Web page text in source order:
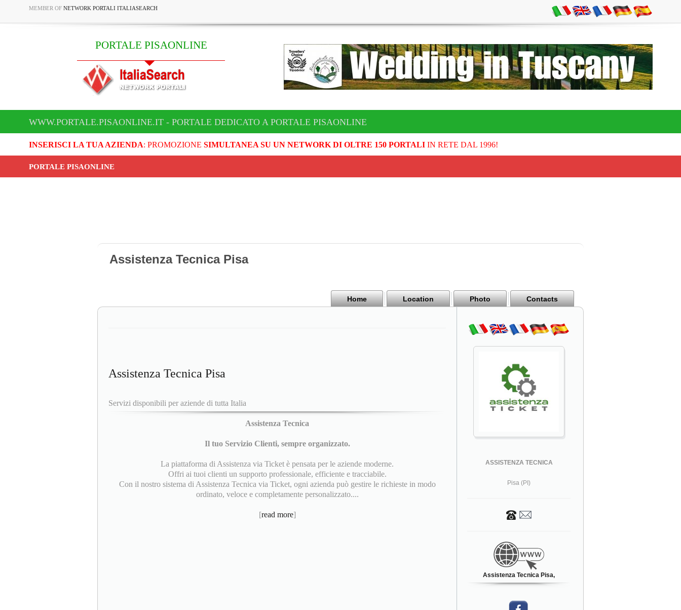
MEMBER OF NETWORK PORTALI ITALIASEARCH
PORTALE PISAONLINE
WWW.PORTALE.PISAONLINE.IT - PORTALE DEDICATO A PORTALE PISAONLINE
INSERISCI LA TUA AZIENDA: PROMOZIONE SIMULTANEA SU UN NETWORK DI OLTRE 150 PORTALIIN RETE DAL 1996!
PORTALE PISAONLINE
Assistenza Tecnica Pisa
Home Location Photo Contacts
Assistenza Tecnica Pisa
Servizi disponibili per aziende di tutta Italia
Assistenza Tecnica
Il tuo Servizio Clienti, sempre organizzato.
La piattaforma di Assistenza via Ticket è pensata per le aziende moderne.
Offri ai tuoi clienti un supporto professionale, efficiente e tracciabile.
Con il nostro sistema di Assistenza Tecnica via Ticket, ogni azienda può gestire le richieste in modo
ordinato, veloce e completamente personalizzato....
[read more]
ASSISTENZA TECNICA
Pisa (PI)
Assistenza Tecnica Pisa,